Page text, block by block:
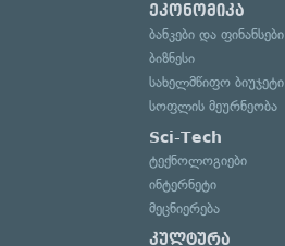
ეკონომიკა
ბანკები და ფინანსები
ბიზნესი
სახელმწიფო ბიუჯეტი
სოფლის მეურნეობა
Sci-Tech
ტექნოლოგიები
ინტერნეტი
მეცნიერება
კულტურა